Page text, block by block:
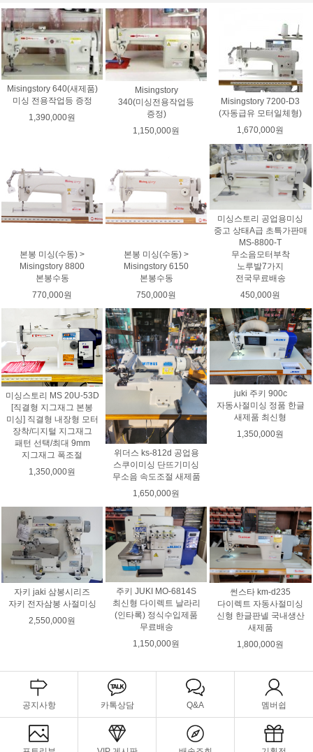
Misingstory 640(새제품)
미싱 전용작업등 증정
1,390,000원
Misingstory
340(미싱전용작업등
증정)
1,150,000원
Misingstory 7200-D3
(자동급유 모터일체형)
1,670,000원
본봉 미싱(수동) >
Misingstory 8800
본봉수동
770,000원
본봉 미싱(수동) >
Misingstory 6150
본봉수동
750,000원
미싱스토리 공업용미싱
중고 상태A급 초특가판매
MS-8800-T
무소음모터부착
노루발7가지
전국무료배송
450,000원
미싱스토리 MS 20U-53D
[직결형 지그재그 본봉
미싱] 직결형 내장형 모터
장착/디지털 지그재그
패턴 선택/최대 9mm
지그재그 폭조절
1,350,000원
위더스 ks-812d 공업용
스쿠이미싱 단뜨기미싱
무소음 속도조절 새제품
1,650,000원
juki 주키 900c
자동사절미싱 정품 한글
새제품 최신형
1,350,000원
자키 jaki 삼봉시리즈
자키 전자삼봉 사절미싱
2,550,000원
주키 JUKI MO-6814S
최신형 다이렉트 날라리
(인타록) 정식수입제품
무료배송
1,150,000원
썬스타 km-d235
다이렉트 자동사절미싱
신형 한글판넬 국내생산
새제품
1,800,000원
공지사항 카톡상담 Q&A 멤버쉽